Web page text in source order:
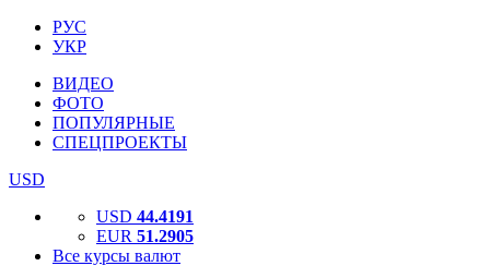
РУС
УКР
ВИДЕО
ФОТО
ПОПУЛЯРНЫЕ
СПЕЦПРОЕКТЫ
USD
USD 44.4191
EUR 51.2905
Все курсы валют